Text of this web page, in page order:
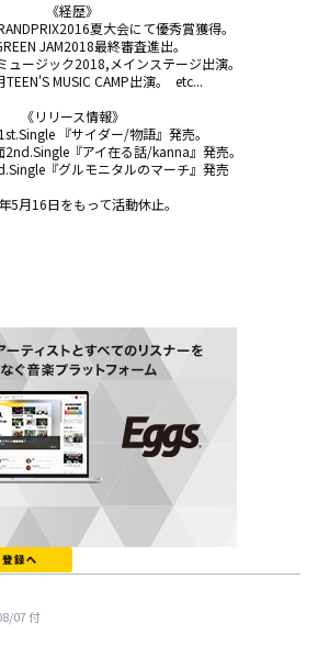
《経歴》
夏大会にて優秀賞獲得。
JAM2018最終審査進出。
ュージック2018,メインステージ出演。
MUSIC CAMP出演。  etc...
《リリース情報》
『サイダー/物語』発売。
『アイ在る話/kanna』発売。
『グルモニタルのマーチ』発売
5月16日をもって活動休止。
07付